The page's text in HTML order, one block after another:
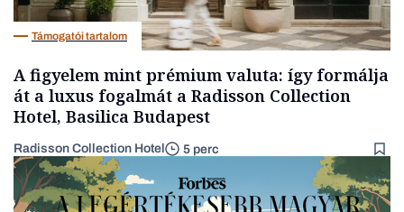
Támogatói tartalom
A figyelem mint prémium valuta: így formálja
át a luxus fogalmát a Radisson Collection
Hotel, Basilica Budapest
Radisson Collection Hotel 5 perc